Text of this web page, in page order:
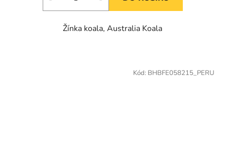
Žínka koala, Australia Koala
Kód: BHBFE058215_PERU